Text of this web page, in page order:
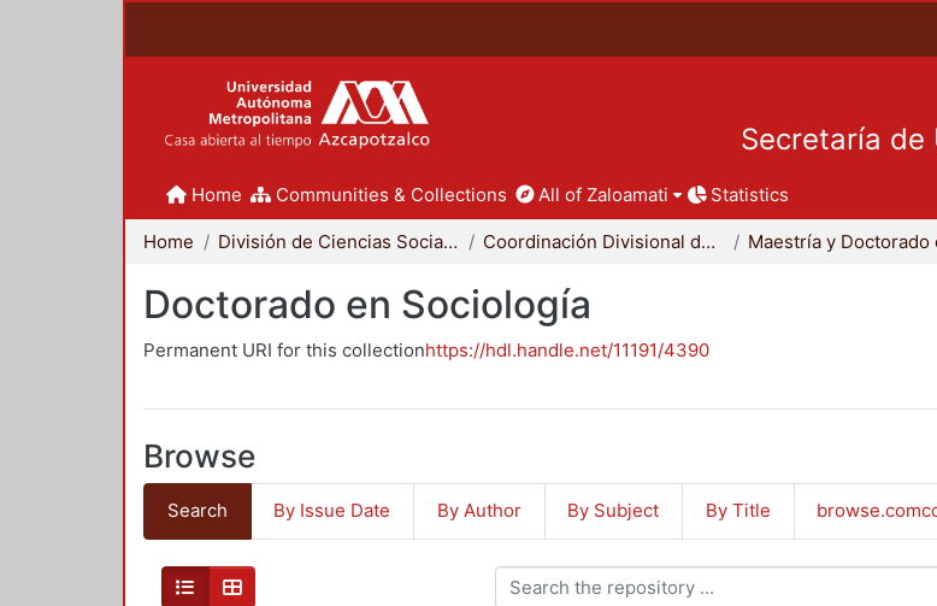
Secretaría de
Home Communities & Collections All of Zaloamati Statistics
Home División de Ciencias Sociales y Humanidades Coordinación Divisional de Posgrado
Doctorado en Sociología
Permanent URI for this collectionhttps://hdl.handle.net/11191/4390
Browse
Search By Issue Date By Author By Subject By Title